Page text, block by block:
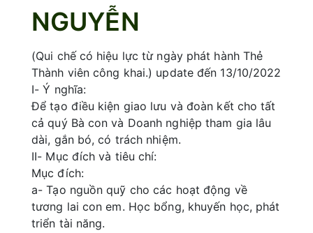
NGUYỄN
(Qui chế có hiệu lực từ ngày phát hành Thẻ
Thành viên công khai.) update đến 13/10/2022
I- Ý nghĩa:
Để tạo điều kiện giao lưu và đoàn kết cho tất
cả quý Bà con và Doanh nghiệp tham gia lâu
dài, gắn bó, có trách nhiệm.
II- Mục đích và tiêu chí:
Mục đích:
a- Tạo nguồn quỹ cho các hoạt động về
tương lai con em. Học bổng, khuyến học, phát
triển tài năng.